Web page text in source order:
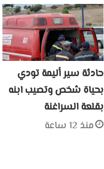
حادثة سير أليمة تودي
بحياة شخص وتصيب ابنه
بقلعة السراغنة
منذ 12 ساعة